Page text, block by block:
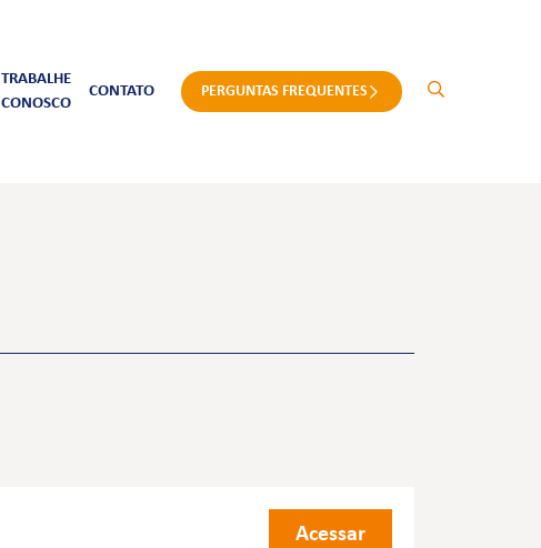
TRABALHE
CONOSCO
CONTATO PERGUNTAS FREQUENTES
Acessar